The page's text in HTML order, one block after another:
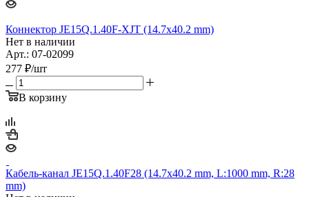
Коннектор JE15Q.1.40F-XJT (14.7х40.2 mm)
Нет в наличии
Арт.: 07-02099
277 ₽/шт
В корзину
Кабель-канал JE15Q.1.40F28 (14.7х40.2 mm, L:1000 mm, R:28
mm)